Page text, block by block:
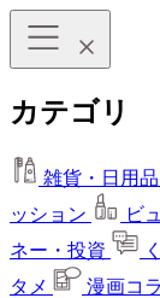
カテゴリ
雑貨・日用品
ッション
ビ
ネー・投資
タメ
漫画コ